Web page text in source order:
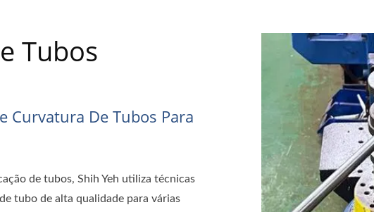
Tubos
Curvatura De Tubos Para
de tubos, Shih Yeh utiliza técnicas
tubo de alta qualidade para várias